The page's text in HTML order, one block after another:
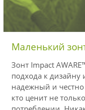
Маленький
Зонт Impact
подхода к дизайну
надежный и честно
кто ценит не